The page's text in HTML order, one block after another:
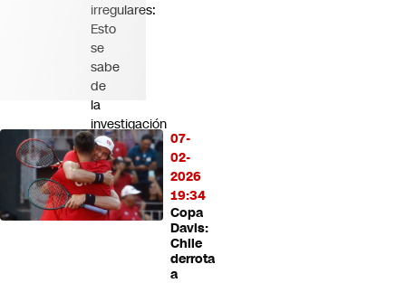
07-
02-
2026
19:34
Copa
Davis:
Chile
derrota
a
irregulares:
Esto
se
sabe
de
la
investigación
contra
el
PDG